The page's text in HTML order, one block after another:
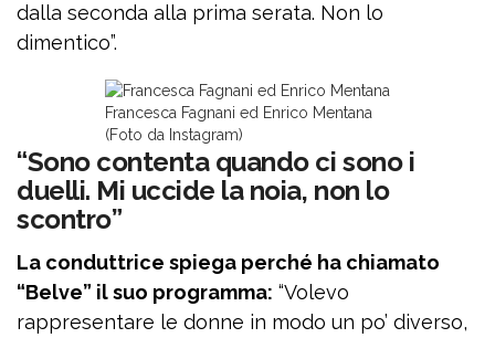
dalla seconda alla prima serata. Non lo
dimentico”.
Francesca Fagnani ed Enrico Mentana
(Foto da Instagram)
“Sono contenta quando ci sono i
duelli. Mi uccide la noia, non lo
scontro”
La conduttrice spiega perché ha chiamato
“Belve” il suo programma: “Volevo
rappresentare le donne in modo un po’ diverso,